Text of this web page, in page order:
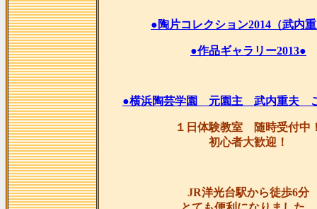
●陶片コレクション2014（武内
●作品ギャラリー2013●
●横浜陶芸学園 元園主 武内重夫
１日体験教室 随時受付中
初心者大歓迎！
JR洋光台駅から徒歩6分